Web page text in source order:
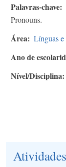
Palavras-chave
Pronouns.
Área Línguas
Ano de
Nível/Disciplina
Atividades